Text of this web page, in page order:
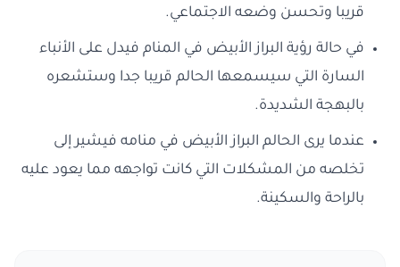
قريبا وتحسن وضعه الاجتماعي.
في حالة رؤية البراز الأبيض في المنام فيدل على الأنباء
السارة التي سيسمعها الحالم قريبا جدا وستشعره
بالبهجة الشديدة.
عندما يرى الحالم البراز الأبيض في منامه فيشير إلى
تخلصه من المشكلات التي كانت تواجهه مما يعود عليه
بالراحة والسكينة.